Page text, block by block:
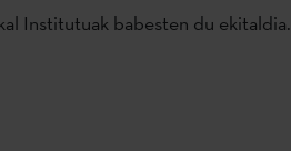
Institutuak babesten du ekitaldia.